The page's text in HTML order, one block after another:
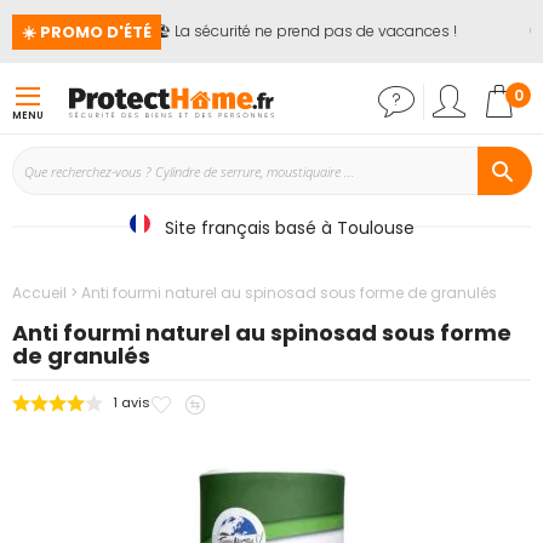
☀️ PROMO D'ÉTÉ🏖️ La sécurité ne prend pas de vacances ! 📢
MENU
0
Site français basé à Toulouse
Accueil Anti fourmi naturel au spinosad sous forme de granulés
Anti fourmi naturel au spinosad sous forme
de granulés
1 avis
Ajouter
favoris